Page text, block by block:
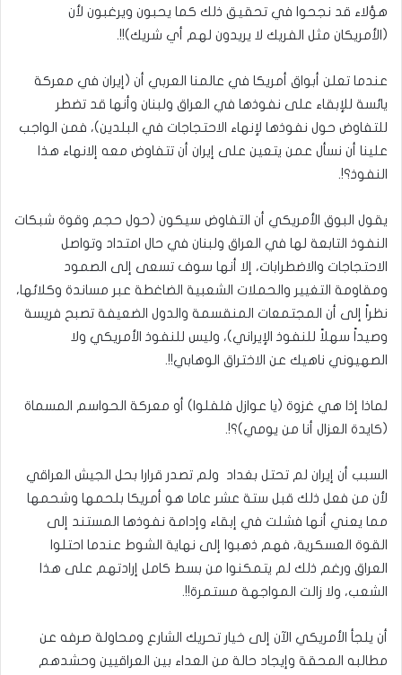
هؤلاء قد نجحوا في تحقيق ذلك كما يحبون ويرغبون لأن
(الأمريكان مثل الفريك لا يريدون لهم أي شريك)!!.
عندما تعلن أبواق أمريكا في عالمنا العربي أن (إيران في معركة
يائسة للإبقاء على نفوذها في العراق ولبنان وأنها قد تضطر
للتفاوض حول نفوذها لإنهاء الاحتجاجات في البلدين)، فمن الواجب
علينا أن نسأل عمن يتعين على إيران أن تتفاوض معه إلانهاء هذا
النفوذ؟!.
يقول البوق الأمريكي أن التفاوض سيكون (حول حجم وقوة شبكات
النفوذ التابعة لها في العراق ولبنان في حال امتداد وتواصل
الاحتجاجات والاضطرابات، إلا أنها سوف تسعى إلى الصمود
ومقاومة التغيير والحملات الشعبية الضاغطة عبر مساندة وكلائها،
نظراً إلى أن المجتمعات المنقسمة والدول الضعيفة تصبح فريسة
وصيداً سهلاً للنفوذ الإيراني)، وليس للنفوذ الأمريكي ولا
الصهيوني ناهيك عن الاختراق الوهابي!!.
لماذا إذا هي غزوة (يا عوازل فلفلوا) أو معركة الحواسم المسماة
(كايدة العزال أنا من يومي)؟!.
السبب أن إيران لم تحتل بغداد ولم تصدر قرارا بحل الجيش العراقي
لأن من فعل ذلك قبل ستة عشر عاما هو أمريكا بلحمها وشحمها
مما يعني أنها فشلت في إبقاء وإدامة نفوذها المستند إلى
القوة العسكرية، فهم ذهبوا إلى نهاية الشوط عندما احتلوا
العراق ورغم ذلك لم يتمكنوا من بسط كامل إرادتهم على هذا
الشعب، ولا زالت المواجهة مستمرة!!.
أن يلجأ الأمريكي الآن إلى خيار تحريك الشارع ومحاولة صرفه عن
مطالبه المحقة وإيجاد حالة من العداء بين العراقيين وحشدهم